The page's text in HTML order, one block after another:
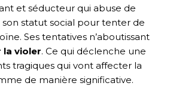
et séducteur qui abuse de
statut social pour tenter de
Ses tentatives n’aboutissant
la violer. Ce qui déclenche une
tragiques qui vont affecter la
de manière significative.